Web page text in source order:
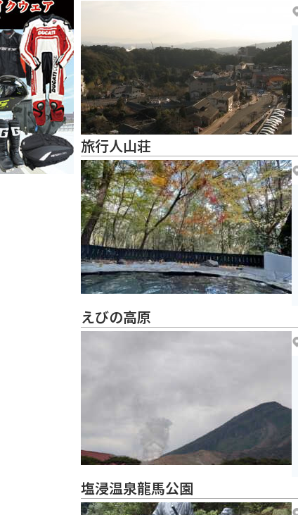
旅行人山荘
えびの高原
塩浸温泉龍馬公園